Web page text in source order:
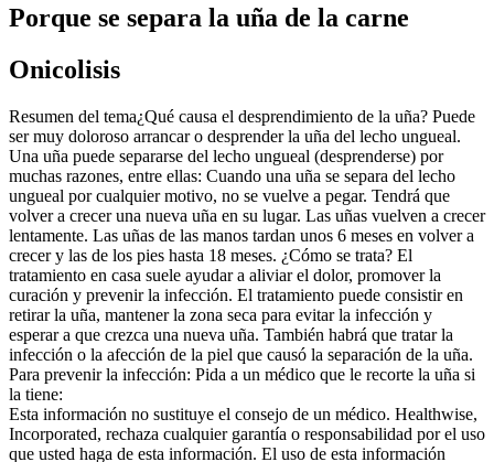
Porque se separa la uña de la carne
Onicolisis
Resumen del tema¿Qué causa el desprendimiento de la uña? Puede
ser muy doloroso arrancar o desprender la uña del lecho ungueal.
Una uña puede separarse del lecho ungueal (desprenderse) por
muchas razones, entre ellas: Cuando una uña se separa del lecho
ungueal por cualquier motivo, no se vuelve a pegar. Tendrá que
volver a crecer una nueva uña en su lugar. Las uñas vuelven a crecer
lentamente. Las uñas de las manos tardan unos 6 meses en volver a
crecer y las de los pies hasta 18 meses. ¿Cómo se trata? El
tratamiento en casa suele ayudar a aliviar el dolor, promover la
curación y prevenir la infección. El tratamiento puede consistir en
retirar la uña, mantener la zona seca para evitar la infección y
esperar a que crezca una nueva uña. También habrá que tratar la
infección o la afección de la piel que causó la separación de la uña.
Para prevenir la infección: Pida a un médico que le recorte la uña si
la tiene:
Esta información no sustituye el consejo de un médico. Healthwise,
Incorporated, rechaza cualquier garantía o responsabilidad por el uso
que usted haga de esta información. El uso de esta información